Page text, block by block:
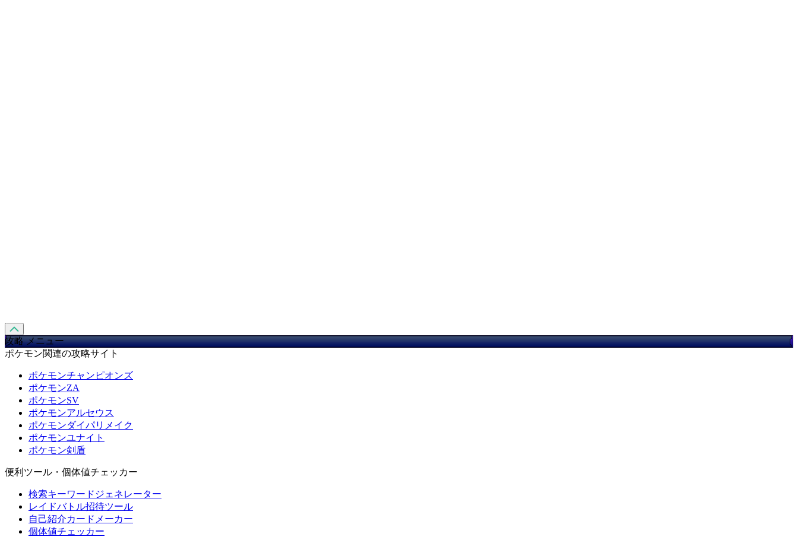
攻略 メニュー
ポケモン関連の攻略サイト
ポケモンチャンピオンズ
ポケモンZA
ポケモンSV
ポケモンアルセウス
ポケモンダイパリメイク
ポケモンユナイト
ポケモン剣盾
便利ツール・個体値チェッカー
検索キーワードジェネレーター
レイドバトル招待ツール
自己紹介カードメーカー
個体値チェッカー